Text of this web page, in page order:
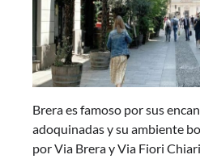
Brera es famoso por sus
adoquinadas y su ambiente
por Via Brera y Via Fiori